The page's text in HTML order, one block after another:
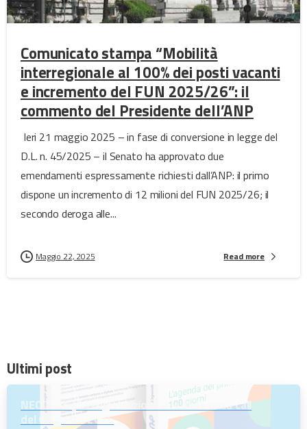
Comunicato stampa “Mobilità
interregionale al 100% dei posti vacanti
e incremento del FUN 2025/26”: il
commento del Presidente dell’ANP
Ieri 21 maggio 2025 – in fase di conversione in legge del
D.L. n. 45/2025 – il Senato ha approvato due
emendamenti espressamente richiesti dall’ANP: il primo
dispone un incremento di 12 milioni del FUN 2025/26; il
secondo deroga alle...
Maggio 22, 2025 Read more
Ultimi post
NEODS26 | La registrazione e le slide della call
del 6 agosto 2026